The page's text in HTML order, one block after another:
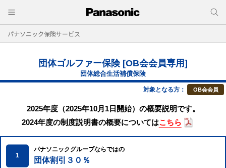
パナソニック保険サービス
団体ゴルファー保険 [OB会会員専⽤]
団体総合生活補償保険
対象となる方： OB会会員
2025年度（2025年10月1日開始）の概要説明です。
2024年度の制度説明書の概要についてはこちら
1
パナソニックグループならではの
団体割引３０％